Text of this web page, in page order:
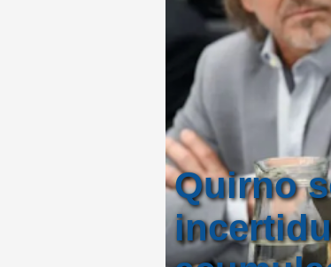
Quirno